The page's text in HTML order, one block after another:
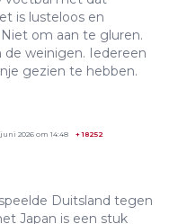
is lusteloos en
om aan te gluren.
de weinigen. Iedereen
gezien te hebben.
juni 2026 om 14:48 +18252
Duitsland tegen
Japan is een stuk